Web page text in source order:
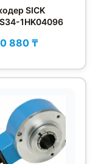
SICK
1HK04096
880 ₸